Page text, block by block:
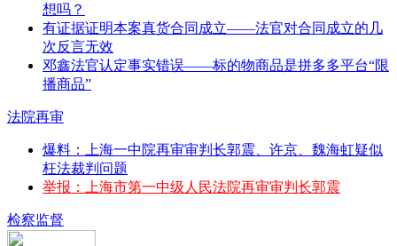
想吗？
有证据证明本案真货合同成立——法官对合同成立的几
次反言无效
邓鑫法官认定事实错误——标的物商品是拼多多平台“限
播商品”
法院再审
爆料：上海一中院再审审判长郭震、许京、魏海虹疑似
枉法裁判问题
举报：上海市第一中级人民法院再审审判长郭震
检察监督